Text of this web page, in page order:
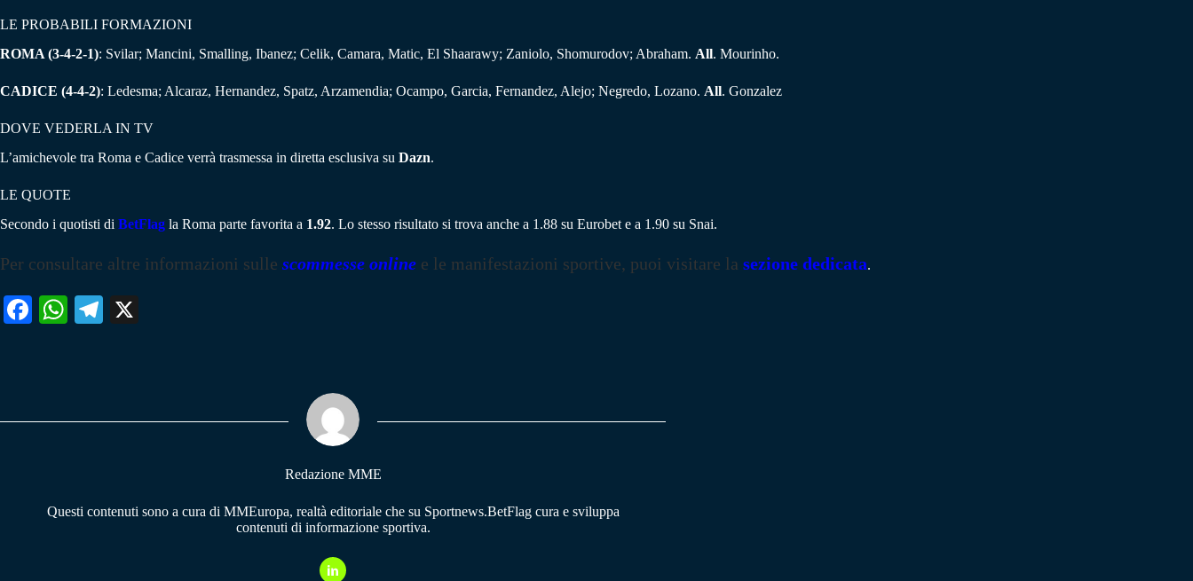
LE PROBABILI FORMAZIONI
ROMA (3-4-2-1): Svilar; Mancini, Smalling, Ibanez; Celik, Camara, Matic, El Shaarawy; Zaniolo, Shomurodov; Abraham. All. Mourinho.
CADICE (4-4-2): Ledesma; Alcaraz, Hernandez, Spatz, Arzamendia; Ocampo, Garcia, Fernandez, Alejo; Negredo, Lozano. All. Gonzalez
DOVE VEDERLA IN TV
L’amichevole tra Roma e Cadice verrà trasmessa in diretta esclusiva su Dazn.
LE QUOTE
Secondo i quotisti di BetFlag la Roma parte favorita a 1.92. Lo stesso risultato si trova anche a 1.88 su Eurobet e a 1.90 su Snai.
Per consultare altre informazioni sulle scommesse online e le manifestazioni sportive, puoi visitare la sezione dedicata.
Fa W
pp
Te
m
Redazione MME
Questi contenuti sono a cura di MMEuropa, realtà editoriale che su Sportnews.BetFlag cura e sviluppa
contenuti di informazione sportiva.